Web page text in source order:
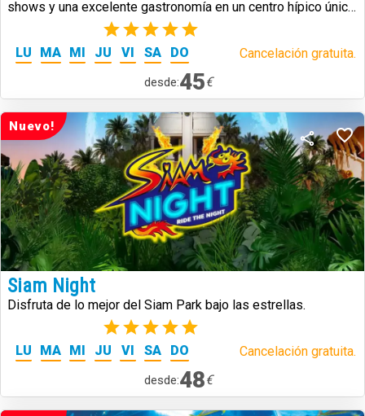
shows y una excelente gastronomía en un centro hípico único
(1)
LU MA MI JU VI SA DO Cancelación gratuita.
desde:45€
Nuevo!
Siam Night
Disfruta de lo mejor del Siam Park bajo las estrellas.
(1)
LU MA MI JU VI SA DO Cancelación gratuita.
desde:48€